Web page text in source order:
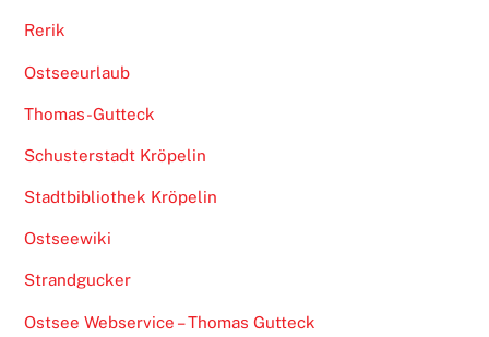
Rerik
Ostseeurlaub
Thomas-Gutteck
Schusterstadt Kröpelin
Stadtbibliothek Kröpelin
Ostseewiki
Strandgucker
Ostsee Webservice – Thomas Gutteck